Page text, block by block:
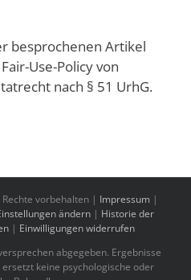
besprochenen Artikel
Use-Policy von
nach § 51 UrhG.
vorbehalten | Impressum |
ändern| Historie der
| Einwilligungen widerrufen
abgegeben. Ergebnisse
keine psychologische oder